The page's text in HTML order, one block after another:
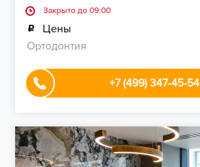
Закрыто до 09:00
Цены
Ортодонтия
+7 (499) 347-45-54